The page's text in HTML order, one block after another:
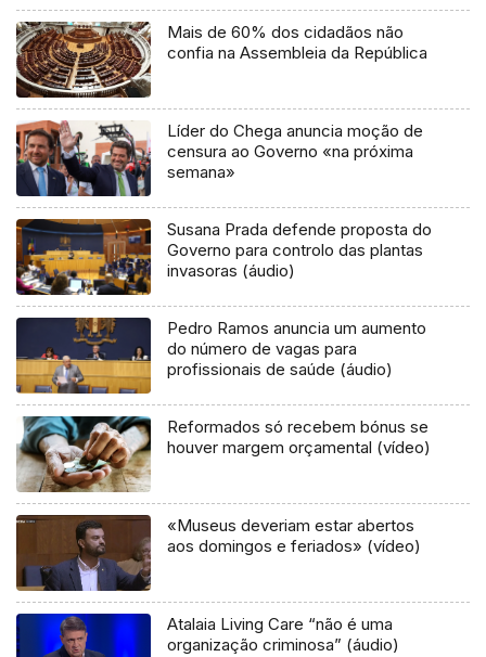
Mais de 60% dos cidadãos não
confia na Assembleia da República
Líder do Chega anuncia moção de
censura ao Governo «na próxima
semana»
Susana Prada defende proposta do
Governo para controlo das plantas
invasoras (áudio)
Pedro Ramos anuncia um aumento
do número de vagas para
profissionais de saúde (áudio)
Reformados só recebem bónus se
houver margem orçamental (vídeo)
«Museus deveriam estar abertos
aos domingos e feriados» (vídeo)
Atalaia Living Care “não é uma
organização criminosa” (áudio)